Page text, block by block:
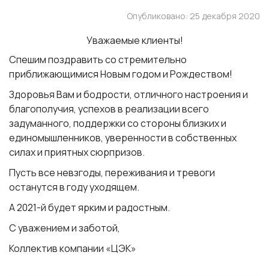
Опубликовано: 25 декабря 2020
Уважаемые клиенты!
Спешим поздравить со стремительно
приближающимися Новым годом и Рождеством!
Здоровья Вам и бодрости, отличного настроения и
благополучия, успехов в реализации всего
задуманного, поддержки со стороны близких и
единомышленников, уверенности в собственных
силах и приятных сюрпризов.
Пусть все невзгоды, переживания и тревоги
останутся в году уходящем.
А 2021-й будет ярким и радостным.
С уважением и заботой,
Коллектив компании «ЦЭК»